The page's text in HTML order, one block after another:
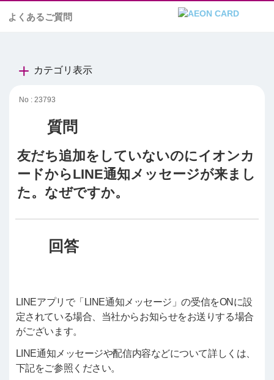
よくあるご質問
カテゴリ表示
No : 23793
友だち追加をしていないのにイオンカ
ードからLINE通知メッセージが来まし
た。なぜですか。
LINEアプリで「LINE通知メッセージ」の受信をONに設
定されている場合、当社からお知らせをお送りする場合
がございます。
LINE通知メッセージや配信内容などについて詳しくは、
下記をご参照ください。